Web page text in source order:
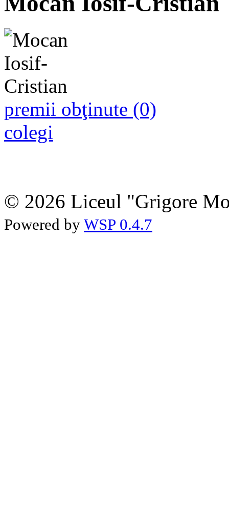
premii obţinute (0)
colegi
© 2026 Liceul "Grigore
Powered by WSP 0.4.7